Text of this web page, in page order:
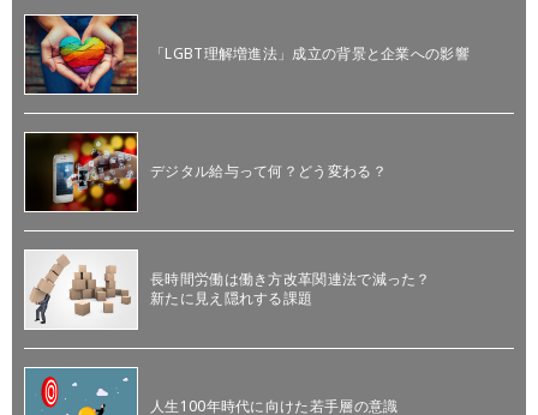
「LGBT理解増進法」成立の背景と企業への影響
デジタル給与って何？どう変わる？
長時間労働は働き方改革関連法で減った？
新たに見え隠れする課題
人生100年時代に向けた若手層の意識